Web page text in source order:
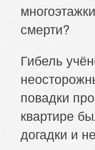
смерти?
Гибель
повадки
квартире
догадки и